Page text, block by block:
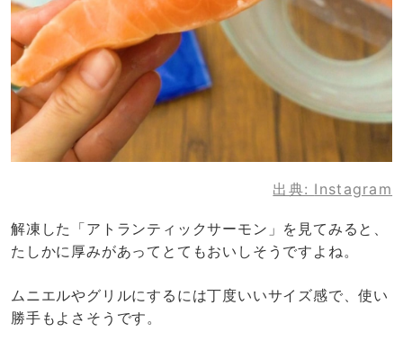
出典: Instagram
解凍した「アトランティックサーモン」を見てみると、
たしかに厚みがあってとてもおいしそうですよね。
ムニエルやグリルにするには丁度いいサイズ感で、使い
勝手もよさそうです。